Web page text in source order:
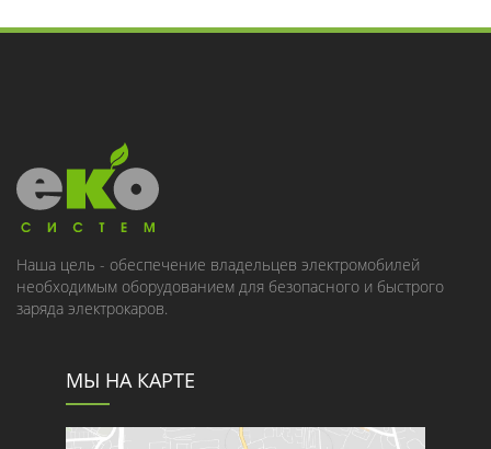
Наша цель - обеспечение владельцев электромобилей
необходимым оборудованием для безопасного и быстрого
заряда электрокаров.
МЫ НА КАРТЕ